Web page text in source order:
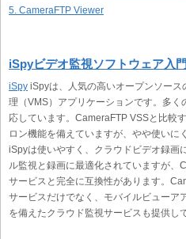
5. CameraFTP Viewer
iSpyビデオ監視ソフトウェア入門
iSpy iSpyは、人気の高いオープンソー
理（VMS）アプリケーションです。多
応しています。CameraFTP VSSと比較
ロン機能を備えていますが、やや使いに
iSpyは使いやすく、クラウドビデオ録画
ル監視と録画に最適化されていますが、
サービスと完全に互換性があります。
サービスだけでなく、モバイルビューア
を備えたクラウド監視サービスも提供し